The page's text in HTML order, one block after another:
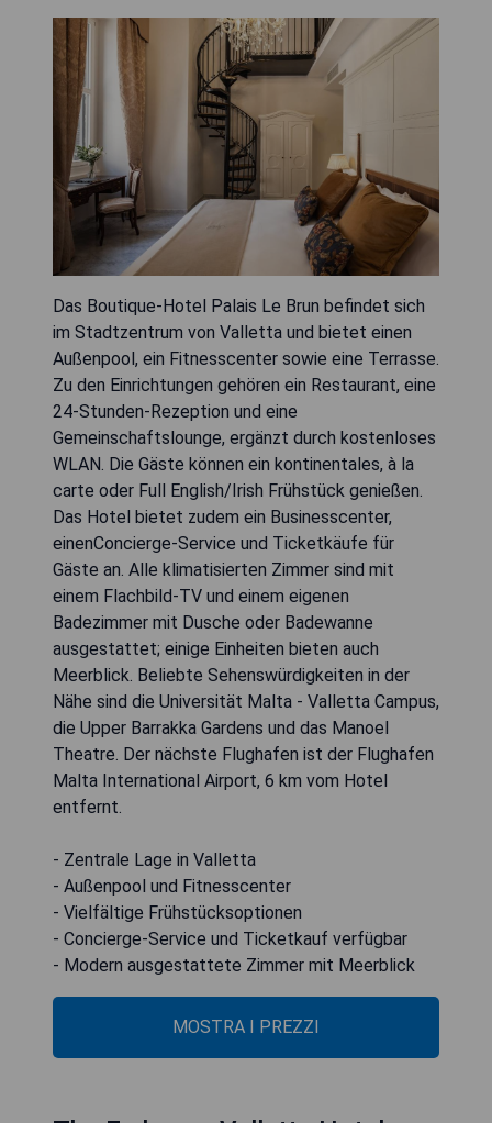
Das Boutique-Hotel Palais Le Brun befindet sich
im Stadtzentrum von Valletta und bietet einen
Außenpool, ein Fitnesscenter sowie eine Terrasse.
Zu den Einrichtungen gehören ein Restaurant, eine
24-Stunden-Rezeption und eine
Gemeinschaftslounge, ergänzt durch kostenloses
WLAN. Die Gäste können ein kontinentales, à la
carte oder Full English/Irish Frühstück genießen.
Das Hotel bietet zudem ein Businesscenter,
einenConcierge-Service und Ticketkäufe für
Gäste an. Alle klimatisierten Zimmer sind mit
einem Flachbild-TV und einem eigenen
Badezimmer mit Dusche oder Badewanne
ausgestattet; einige Einheiten bieten auch
Meerblick. Beliebte Sehenswürdigkeiten in der
Nähe sind die Universität Malta - Valletta Campus,
die Upper Barrakka Gardens und das Manoel
Theatre. Der nächste Flughafen ist der Flughafen
Malta International Airport, 6 km vom Hotel
entfernt.
- Zentrale Lage in Valletta
- Außenpool und Fitnesscenter
- Vielfältige Frühstücksoptionen
- Concierge-Service und Ticketkauf verfügbar
- Modern ausgestattete Zimmer mit Meerblick
MOSTRA I PREZZI